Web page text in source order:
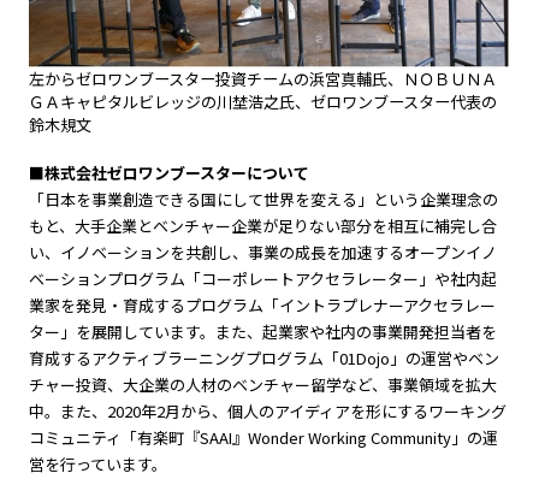
左からゼロワンブースター投資チームの浜宮真輔氏、ＮＯＢＵＮＡ
ＧＡキャピタルビレッジの川埜浩之氏、ゼロワンブースター代表の
鈴木規文
■株式会社ゼロワンブースターについて
「日本を事業創造できる国にして世界を変える」という企業理念の
もと、大手企業とベンチャー企業が足りない部分を相互に補完し合
い、イノベーションを共創し、事業の成長を加速するオープンイノ
ベーションプログラム「コーポレートアクセラレーター」や社内起
業家を発見・育成するプログラム「イントラプレナーアクセラレー
ター」を展開しています。また、起業家や社内の事業開発担当者を
育成するアクティブラーニングプログラム「01Dojo」の運営やベン
チャー投資、大企業の人材のベンチャー留学など、事業領域を拡大
中。また、2020年2月から、個人のアイディアを形にするワーキング
コミュニティ「有楽町『SAAI』Wonder Working Community」の運
営を行っています。